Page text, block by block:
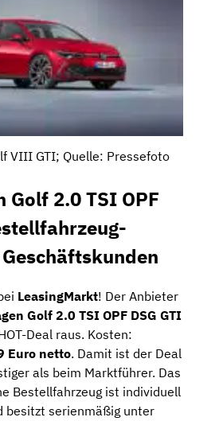
VIII GTI; Quelle: Pressefoto
Golf 2.0 TSI OPF
LeasingMarkt! Der Anbieter
Golf 2.0 TSI OPF DSG GTI
Deal raus. Kosten:
Euro netto. Damit ist der Deal
als beim Marktführer. Das
Bestellfahrzeug ist individuell
besitzt serienmäßig unter